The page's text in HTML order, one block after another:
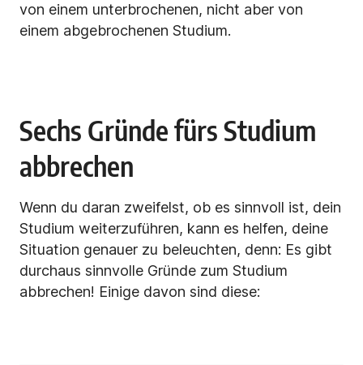
von einem unterbrochenen, nicht aber von
einem abgebrochenen Studium.
Sechs Gründe fürs Studium
abbrechen
Wenn du daran zweifelst, ob es sinnvoll ist, dein
Studium weiterzuführen, kann es helfen, deine
Situation genauer zu beleuchten, denn: Es gibt
durchaus sinnvolle Gründe zum Studium
abbrechen! Einige davon sind diese: